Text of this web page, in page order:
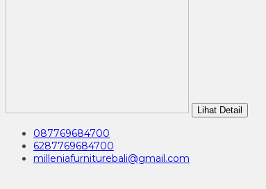
Lihat Detail
087769684700
6287769684700
milleniafurniturebali@gmail.com